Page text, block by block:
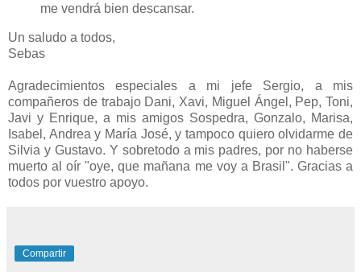
me vendrá bien descansar.
Un saludo a todos,
Sebas
Agradecimientos especiales a mi jefe Sergio, a mis
compañeros de trabajo Dani, Xavi, Miguel Ángel, Pep, Toni,
Javi y Enrique, a mis amigos Sospedra, Gonzalo, Marisa,
Isabel, Andrea y María José, y tampoco quiero olvidarme de
Silvia y Gustavo. Y sobretodo a mis padres, por no haberse
muerto al oír "oye, que mañana me voy a Brasil". Gracias a
todos por vuestro apoyo.
Compartir